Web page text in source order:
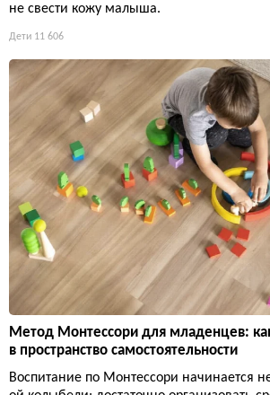
не свести кожу малыша.
Дети 11 606
Метод Монтессори для младенцев:
в пространство самостоятельности
Воспитание по Монтессори начинается